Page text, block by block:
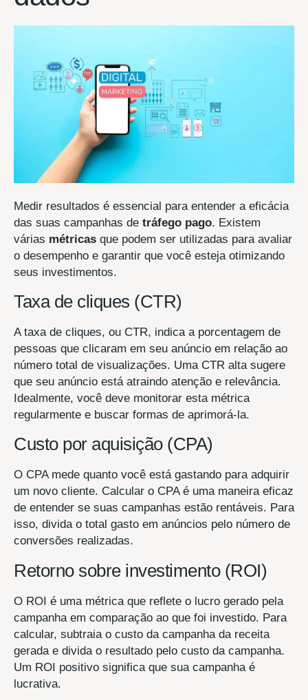
Medir resultados é essencial para entender a eficácia
das suas campanhas de tráfego pago. Existem
várias métricas que podem ser utilizadas para avaliar
o desempenho e garantir que você esteja otimizando
seus investimentos.
Taxa de cliques (CTR)
A taxa de cliques, ou CTR, indica a porcentagem de
pessoas que clicaram em seu anúncio em relação ao
número total de visualizações. Uma CTR alta sugere
que seu anúncio está atraindo atenção e relevância.
Idealmente, você deve monitorar esta métrica
regularmente e buscar formas de aprimorá-la.
Custo por aquisição (CPA)
O CPA mede quanto você está gastando para adquirir
um novo cliente. Calcular o CPA é uma maneira eficaz
de entender se suas campanhas estão rentáveis. Para
isso, divida o total gasto em anúncios pelo número de
conversões realizadas.
Retorno sobre investimento (ROI)
O ROI é uma métrica que reflete o lucro gerado pela
campanha em comparação ao que foi investido. Para
calcular, subtraia o custo da campanha da receita
gerada e divida o resultado pelo custo da campanha.
Um ROI positivo significa que sua campanha é
lucrativa.